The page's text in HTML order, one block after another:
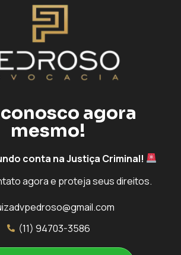
conosco agora
mesmo!
conta na Justiça Criminal!
agora e proteja seus direitos.
(11) 94703-3586